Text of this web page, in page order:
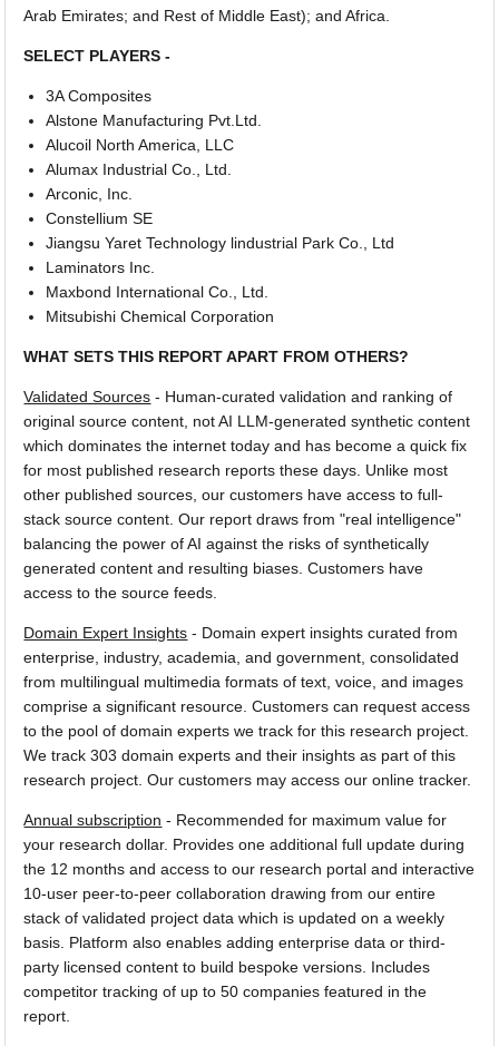
Arab Emirates; and Rest of Middle East); and Africa.
SELECT PLAYERS -
3A Composites
Alstone Manufacturing Pvt.Ltd.
Alucoil North America, LLC
Alumax Industrial Co., Ltd.
Arconic, Inc.
Constellium SE
Jiangsu Yaret Technology lindustrial Park Co., Ltd
Laminators Inc.
Maxbond International Co., Ltd.
Mitsubishi Chemical Corporation
WHAT SETS THIS REPORT APART FROM OTHERS?
Validated Sources - Human-curated validation and ranking of
original source content, not AI LLM-generated synthetic content
which dominates the internet today and has become a quick fix
for most published research reports these days. Unlike most
other published sources, our customers have access to full-
stack source content. Our report draws from "real intelligence"
balancing the power of AI against the risks of synthetically
generated content and resulting biases. Customers have
access to the source feeds.
Domain Expert Insights - Domain expert insights curated from
enterprise, industry, academia, and government, consolidated
from multilingual multimedia formats of text, voice, and images
comprise a significant resource. Customers can request access
to the pool of domain experts we track for this research project.
We track 303 domain experts and their insights as part of this
research project. Our customers may access our online tracker.
Annual subscription - Recommended for maximum value for
your research dollar. Provides one additional full update during
the 12 months and access to our research portal and interactive
10-user peer-to-peer collaboration drawing from our entire
stack of validated project data which is updated on a weekly
basis. Platform also enables adding enterprise data or third-
party licensed content to build bespoke versions. Includes
competitor tracking of up to 50 companies featured in the
report.